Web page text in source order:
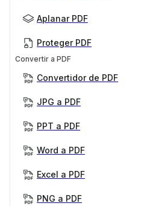
Aplanar PDF
Proteger PDF
Convertir a PDF
Convertidor de PDF
JPG a PDF
PPT a PDF
Word a PDF
Excel a PDF
PNG a PDF